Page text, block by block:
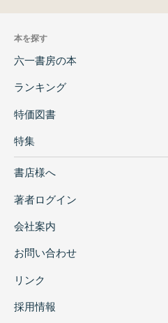
本を探す
六一書房の本
ランキング
特価図書
特集
書店様へ
著者ログイン
会社案内
お問い合わせ
リンク
採用情報